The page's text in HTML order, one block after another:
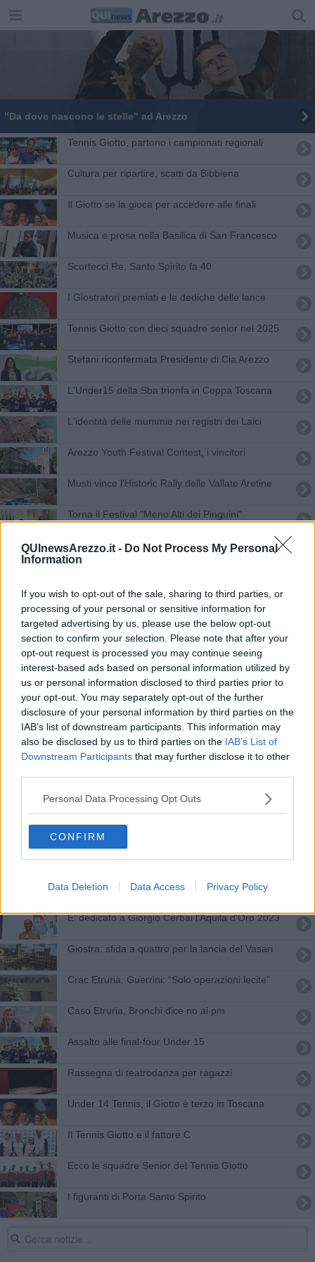
QUInewsArezzo.it - Do Not Process My Personal
Information
If you wish to opt-out of the sale, sharing to third parties, or
processing of your personal or sensitive information for
targeted advertising by us, please use the below opt-out
section to confirm your selection. Please note that after your
opt-out request is processed you may continue seeing
interest-based ads based on personal information utilized by
us or personal information disclosed to third parties prior to
your opt-out. You may separately opt-out of the further
disclosure of your personal information by third parties on the
IAB’s list of downstream participants. This information may
also be disclosed by us to third parties on the IAB’s List of
Downstream Participants that may further disclose it to other
Personal Data Processing Opt Outs
CONFIRM
Data Deletion Data Access Privacy Policy
"Da dove nascono le stelle" ad Arezzo
Tennis Giotto, partono i campionati regionali
Cultura per ripartire, scatti da Bibbiena
Il Giotto se la gioca per accedere alle finali
Musica e prosa nella Basilica di San Francesco
Scortecci Re, Santo Spirito fa 40
I Giostratori premiati e le dediche delle lance
Tennis Giotto con dieci squadre senior nel 2025
Stefani riconfermata Presidente di Cia Arezzo
L'Under15 della Sba trionfa in Coppa Toscana
L'identità delle mummie nei registri dei Laici
Arezzo Youth Festival Contest, i vincitori
Musti vince l'Historic Rally delle Vallate Aretine
Torna il Festival "Meno Alti dei Pinguini"
ORO, Tesoro, Bellezza, Luce: la personale di
Rossi
Cento giorni per ridare lustro all'acquedotto
Kilowatt, un libro in diretta streaming
Regionali 2020, ecco i candidati aretini
Elezioni, l'ora del giudizio scatta alle 7
Elio Germano al "Festival dello Spettatore"
Alberto Rossi ancora alla guida dei macellai
Caos Estra: "Macrì può tornare alla presidenza"
​Il Tennis Giotto in campo con ventisette squadre
Elezioni comunali Arezzo, ecco tutti i candidati
E' dedicato a Giorgio Cerbai l'Aquila d'Oro 2023
Giostra: sfida a quattro per la lancia del Vasari
Crac Etruria, Guerrini: “Solo operazioni lecite"
Caso Etruria, Bronchi dice no ai pm
Assalto alle final-four Under 15
Rassegna di teatrodanza per ragazzi
Under 14 Tennis, il Giotto è terzo in Toscana
Il Tennis Giotto e il fattore C
Ecco le squadre Senior del Tennis Giotto
I figuranti di Porta Santo Spirito